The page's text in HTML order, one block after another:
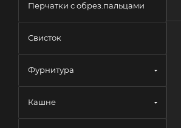
Перчатки с обрез.пальцами
Свисток
Фурнитура
Кашне